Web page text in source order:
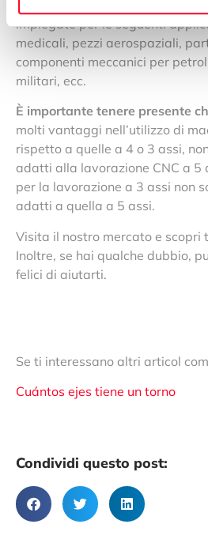
versatilità di queste macchine,
impiegate per le seguenti
medicali, pezzi aerospaziali,
componenti meccanici per
militari, ecc.
È importante tenere presente
molti vantaggi nell’utilizzo di
rispetto a quelle a 4 o 3 assi,
adatti alla lavorazione CNC a 5
per la lavorazione a 3 assi non
adatti a quella a 5 assi.
Visita il nostro mercato e scopri
Inoltre, se hai qualche dubbio,
felici di aiutarti.
Se ti interessano altri articol
Cuántos ejes tiene un torno
Condividi questo post: